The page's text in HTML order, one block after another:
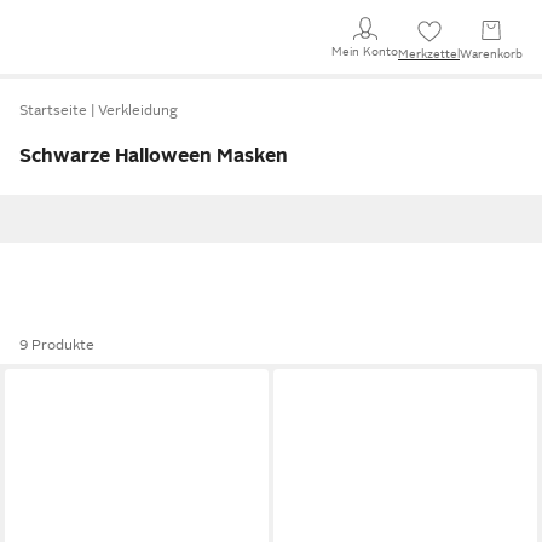
Mein KontoMerkzettel Warenkorb
Startseite Verkleidung
Schwarze Halloween Masken
9 Produkte